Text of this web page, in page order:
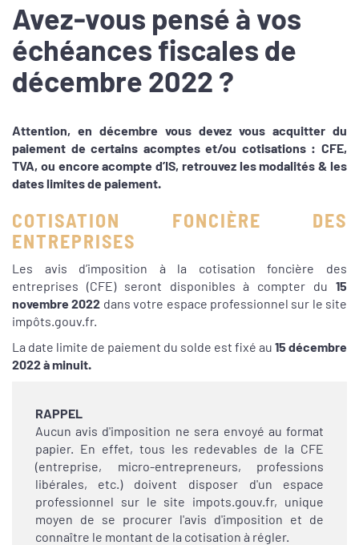
Avez-vous pensé à vos
échéances fiscales de
décembre 2022 ?
Attention, en décembre vous devez vous acquitter du
paiement de certains acomptes et/ou cotisations : CFE,
TVA, ou encore acompte d’IS, retrouvez les modalités & les
dates limites de paiement.
COTISATION FONCIÈRE DES
ENTREPRISES
Les avis d’imposition à la cotisation foncière des
entreprises (CFE) seront disponibles à compter du 15
novembre 2022 dans votre espace professionnel sur le site
impôts.gouv.fr.
La date limite de paiement du solde est fixé au 15 décembre
2022 à minuit.
RAPPEL
Aucun avis d'imposition ne sera envoyé au format
papier. En effet, tous les redevables de la CFE
(entreprise, micro-entrepreneurs, professions
libérales, etc.) doivent disposer d'un espace
professionnel sur le site impots.gouv.fr, unique
moyen de se procurer l'avis d'imposition et de
connaître le montant de la cotisation à régler.